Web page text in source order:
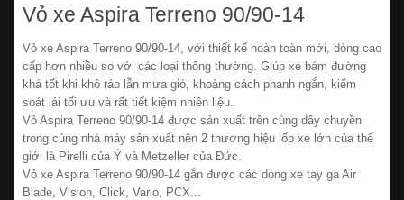
Vỏ xe Aspira Terreno 90/90-14
Vỏ xe Aspira Terreno 90/90-14, với thiết kế hoàn toàn mới, dòng cao
cấp hơn nhiều so với các loại thông thường. Giúp xe bám đường
khá tốt khi khô ráo lẫn mưa gió, khoảng cách phanh ngắn, kiểm
soát lái tối ưu và rất tiết kiệm nhiên liệu.
Vỏ Aspira Terreno 90/90-14 được sản xuất trên cùng dây chuyền
trong cùng nhà máy sản xuất nên 2 thương hiệu lốp xe lớn của thế
giới là Pirelli của Ý và Metzeller của Đức.
Vỏ xe Aspira Terreno 90/90-14 gắn được các dòng xe tay ga Air
Blade, Vision, Click, Vario, PCX...